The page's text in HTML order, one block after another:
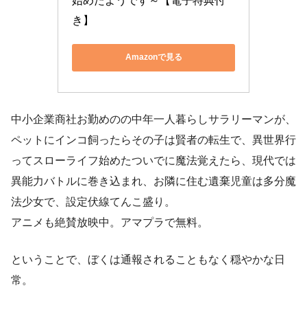
き】
Amazonで見る
中小企業商社お勤めのの中年一人暮らしサラリーマンが、
ペットにインコ飼ったらその子は賢者の転生で、異世界行
ってスローライフ始めたついでに魔法覚えたら、現代では
異能力バトルに巻き込まれ、お隣に住む遺棄児童は多分魔
法少女で、設定伏線てんこ盛り。
アニメも絶賛放映中。アマプラで無料。
ということで、ぼくは通報されることもなく穏やかな日
常。